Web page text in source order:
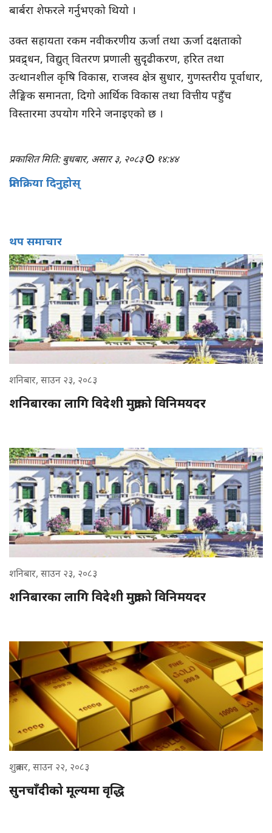
बार्बरा शेफरले गर्नुभएको थियो ।
उक्त सहायता रकम नवीकरणीय ऊर्जा तथा ऊर्जा दक्षताको
प्रवद्र्धन, विद्युत् वितरण प्रणाली सुदृढीकरण, हरित तथा
उत्थानशील कृषि विकास, राजस्व क्षेत्र सुधार, गुणस्तरीय पूर्वाधार,
लैङ्गिक समानता, दिगो आर्थिक विकास तथा वित्तीय पहुँच
विस्तारमा उपयोग गरिने जनाइएको छ ।
प्रकाशित मिति: बुधबार, असार ३, २०८३ १४:४४
प्रतिक्रिया दिनुहोस्
थप समाचार
शनिबार, साउन २३, २०८३
शनिबारका लागि विदेशी मुद्राको विनिमयदर
शनिबार, साउन २३, २०८३
शनिबारका लागि विदेशी मुद्राको विनिमयदर
शुक्रबार, साउन २२, २०८३
सुनचाँदीको मूल्यमा वृद्धि